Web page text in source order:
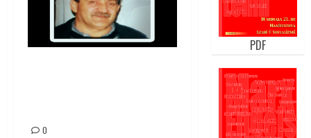
0
PDF